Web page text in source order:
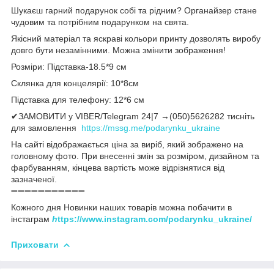
Шукаєш гарний подарунок собі та рідним? Органайзер стане
чудовим та потрібним подарунком на свята.
Якісний матеріал та яскраві кольори принту дозволять виробу
довго бути незамінними. Можна змінити зображення!
Розміри: Підставка-18.5*9 см
Склянка для концелярії: 10*8см
Підставка для телефону: 12*6 см
✔ЗАМОВИТИ у VIBER/Telegram 24|7 →(050)5626282 тисніть
для замовлення https://mssg.me/podarynku_ukraine
На сайті відображається ціна за виріб, який зображено на
головному фото. При внесенні змін за розміром, дизайном та
фарбуванням, кінцева вартість може відрізнятися від
зазначеної.
➖➖➖➖➖➖➖➖➖➖➖
Кожного дня Новинки наших товарів можна побачити в
інстаграм https://www.instagram.com/podarynku_ukraine/
Приховати